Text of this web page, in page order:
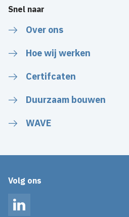
Snel naar
Over ons
Hoe wij werken
Certifcaten
Duurzaam bouwen
WAVE
Volg ons
LinkedIn